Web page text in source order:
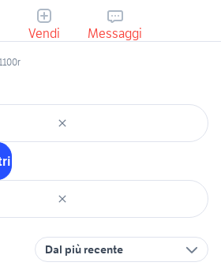
Vendi Messaggi
Dal più recente